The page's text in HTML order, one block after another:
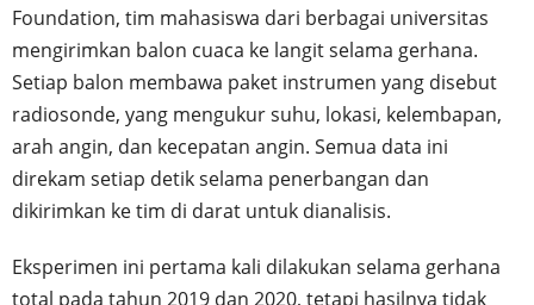
Foundation, tim mahasiswa dari berbagai universitas
mengirimkan balon cuaca ke langit selama gerhana.
Setiap balon membawa paket instrumen yang disebut
radiosonde, yang mengukur suhu, lokasi, kelembapan,
arah angin, dan kecepatan angin. Semua data ini
direkam setiap detik selama penerbangan dan
dikirimkan ke tim di darat untuk dianalisis.
Eksperimen ini pertama kali dilakukan selama gerhana
total pada tahun 2019 dan 2020, tetapi hasilnya tidak